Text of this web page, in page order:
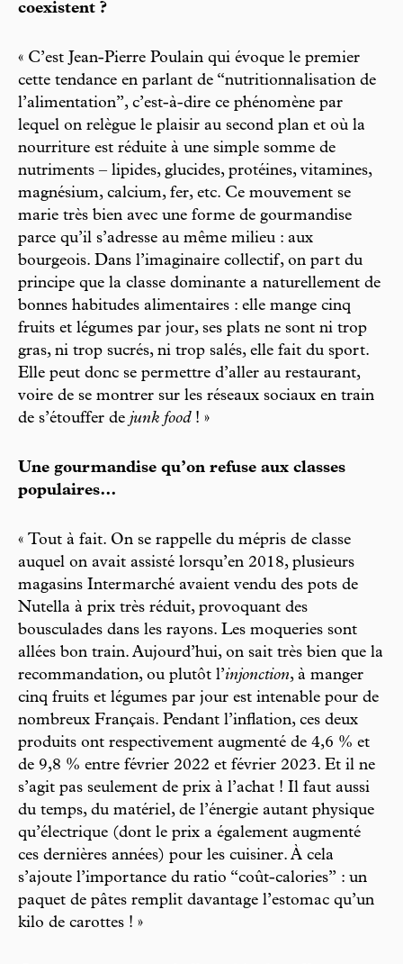
coexistent ?
« C’est Jean-Pierre Poulain qui évoque le premier
cette tendance en parlant de “nutritionnalisation de
l’alimentation”, c’est-à-dire ce phénomène par
lequel on relègue le plaisir au second plan et où la
nourriture est réduite à une simple somme de
nutriments – lipides, glucides, protéines, vitamines,
magnésium, calcium, fer, etc. Ce mouvement se
marie très bien avec une forme de gourmandise
parce qu’il s’adresse au même milieu : aux
bourgeois. Dans l’imaginaire collectif, on part du
principe que la classe dominante a naturellement de
bonnes habitudes alimentaires : elle mange cinq
fruits et légumes par jour, ses plats ne sont ni trop
gras, ni trop sucrés, ni trop salés, elle fait du sport.
Elle peut donc se permettre d’aller au restaurant,
voire de se montrer sur les réseaux sociaux en train
de s’étouffer de junk food ! »
Une gourmandise qu’on refuse aux classes
populaires…
« Tout à fait. On se rappelle du mépris de classe
auquel on avait assisté lorsqu’en 2018, plusieurs
magasins Intermarché avaient vendu des pots de
Nutella à prix très réduit, provoquant des
bousculades dans les rayons. Les moqueries sont
allées bon train. Aujourd’hui, on sait très bien que la
recommandation, ou plutôt l’injonction, à manger
cinq fruits et légumes par jour est intenable pour de
nombreux Français. Pendant l’inflation, ces deux
produits ont respectivement augmenté de 4,6 % et
de 9,8 % entre février 2022 et février 2023. Et il ne
s’agit pas seulement de prix à l’achat ! Il faut aussi
du temps, du matériel, de l’énergie autant physique
qu’électrique (dont le prix a également augmenté
ces dernières années) pour les cuisiner. À cela
s’ajoute l’importance du ratio “coût-calories” : un
paquet de pâtes remplit davantage l’estomac qu’un
kilo de carottes ! »